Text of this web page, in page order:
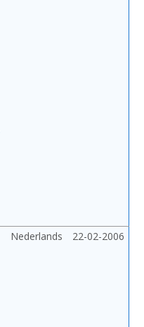
Nederlands 22-02-2006